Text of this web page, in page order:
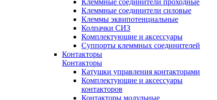
Клеммные соединители проходные
Клеммные соединители силовые
Клеммы эквипотенциальные
Колпачки СИЗ
Комплектующие и аксессуары
Суппорты клеммных соединителей
Контакторы
Контакторы
Катушки управления контакторами
Комплектующие и аксессуары
контакторов
Контакторы модульные